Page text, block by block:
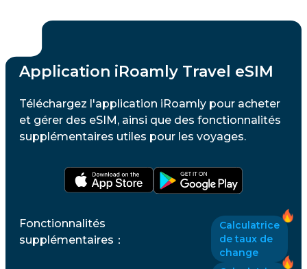
Application iRoamly Travel eSIM
Téléchargez l'application iRoamly pour acheter
et gérer des eSIM, ainsi que des fonctionnalités
supplémentaires utiles pour les voyages.
Fonctionnalités
supplémentaires ：
Calculatrice
de taux de
change